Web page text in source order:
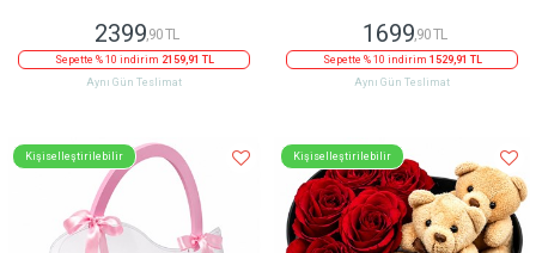
2399,90 TL
Sepette % 10 indirim 2159,91 TL
Aynı Gün Teslimat
1699,90 TL
Sepette % 10 indirim 1529,91 TL
Aynı Gün Teslimat
Kişiselleştirilebilir Kişiselleştirilebilir